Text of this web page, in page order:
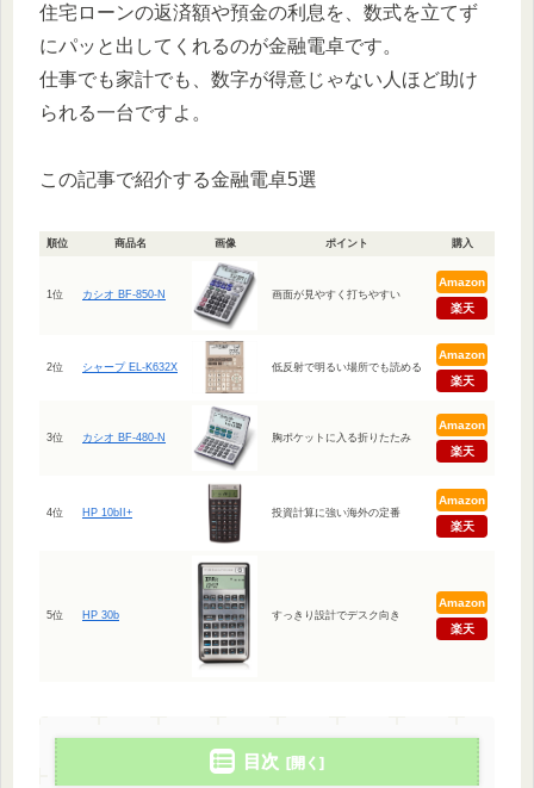
住宅ローンの返済額や預金の利息を、数式を立てず
にパッと出してくれるのが金融電卓です。
仕事でも家計でも、数字が得意じゃない人ほど助け
られる一台ですよ。
この記事で紹介する金融電卓5選
順位 商品名 画像 ポイント 購入
1位 カシオ BF-850-N 画面が見やすく打ちやすい
Amazon
楽天
2位 シャープ EL-K632X 低反射で明るい場所でも読める
Amazon
楽天
3位 カシオ BF-480-N 胸ポケットに入る折りたたみ
Amazon
楽天
4位 HP 10bII+ 投資計算に強い海外の定番
Amazon
楽天
5位 HP 30b すっきり設計でデスク向き
Amazon
楽天
目次